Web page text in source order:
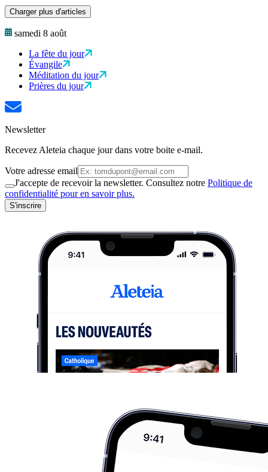
Charger plus d'articles
samedi 8 août
La fête du jour
Évangile
Méditation du jour
Prières du jour
Newsletter
Recevez Aleteia chaque jour dans votre boite e-mail.
Votre adresse email
J'accepte de recevoir la newsletter. Consultez notre Politique de
confidentialité pour en savoir plus.
S'inscrire